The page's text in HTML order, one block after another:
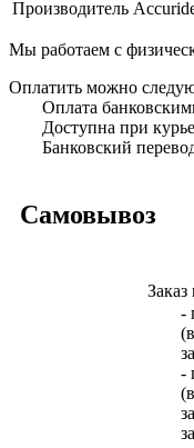
Производитель
Мы работаем с
Оплатить можно
Оплата
Доступна при
Банковский
Самовывоз
-
-